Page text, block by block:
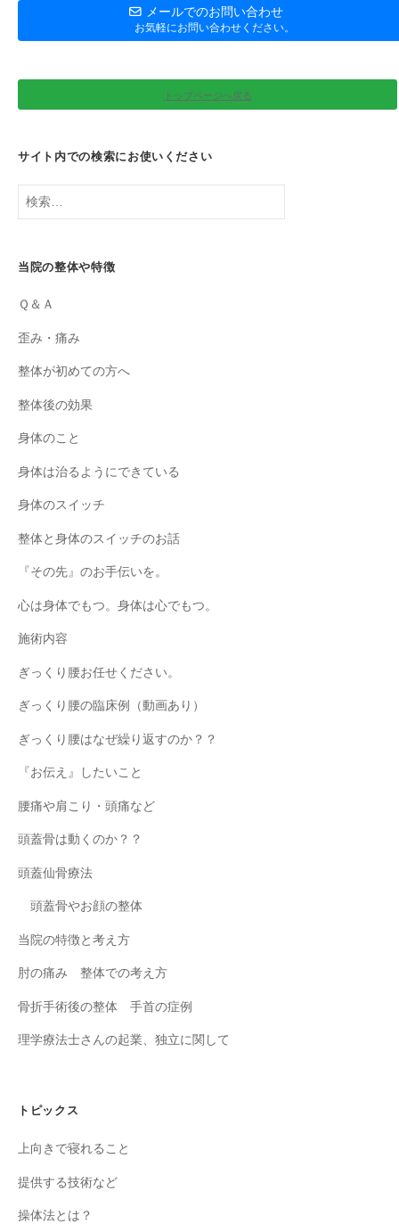
メールでのお問い合わせ
お気軽にお問い合わせください。
トップページへ戻る
サイト内での検索にお使いください
検
当院の整体や特徴
Ｑ＆Ａ
歪み・痛み
整体が初めての方へ
整体後の効果
身体のこと
身体は治るようにできている
身体のスイッチ
整体と身体のスイッチのお話
『その先』のお手伝いを。
心は身体でもつ。身体は心でもつ。
施術内容
ぎっくり腰お任せください。
ぎっくり腰の臨床例（動画あり）
ぎっくり腰はなぜ繰り返すのか？？
『お伝え』したいこと
腰痛や肩こり・頭痛など
頭蓋骨は動くのか？？
頭蓋仙骨療法
頭蓋骨やお顔の整体
当院の特徴と考え方
肘の痛み 整体での考え方
骨折手術後の整体 手首の症例
理学療法士さんの起業、独立に関して
トピックス
上向きで寝れること
提供する技術など
操体法とは？